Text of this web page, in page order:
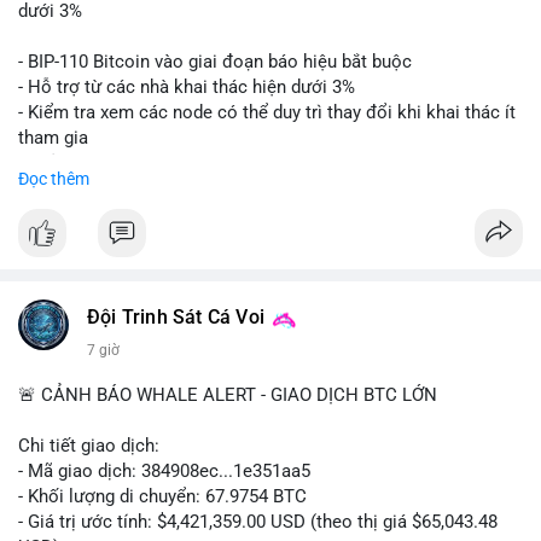
giá. Cần theo dõi sát sao bước tiếp theo của dòng tiền này.
Lời khuyên: Nhà đầu tư nhỏ lẻ nên thận trọng quan sát biến
động thanh khoản trong 24-48 giờ tới. Tránh hành động theo
cảm xúc, hãy chờ xác nhận điểm đến của số BTC này trước khi
điều chỉnh vị thế.
#556btc #36trusd
dưới 3%
- BIP-110 Bitcoin vào giai đoạn báo hiệu bắt buộc
- Hỗ trợ từ các nhà khai thác hiện dưới 3%
- Kiểm tra xem các node có thể duy trì thay đổi khi khai thác ít
tham gia
📰 Nguồn: Cointelegraph
Đọc thêm
Đội Trinh Sát Cá Voi
7 giờ
🚨 CẢNH BÁO WHALE ALERT - GIAO DỊCH BTC LỚN
Chi tiết giao dịch:
- Mã giao dịch: 384908ec...1e351aa5
- Khối lượng di chuyển: 67.9754 BTC
- Giá trị ước tính: $4,421,359.00 USD (theo thị giá $65,043.48